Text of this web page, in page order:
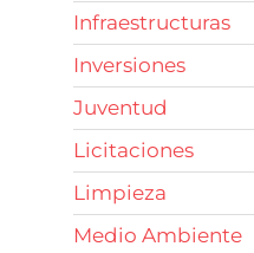
Infraestructuras
Inversiones
Juventud
Licitaciones
Limpieza
Medio Ambiente